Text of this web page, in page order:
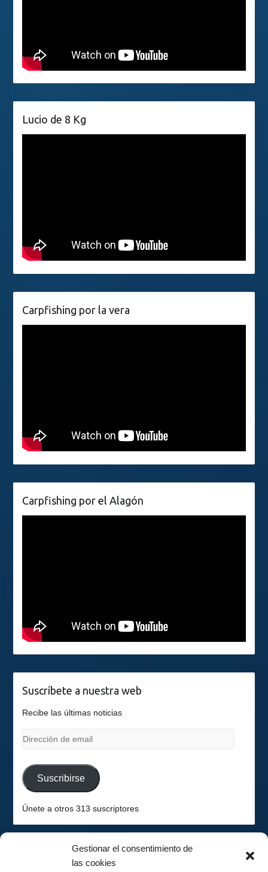
Gestionar el consentimiento de
las cookies
Lucio de 8 Kg
Carpfishing por la vera
Carpfishing por el Alagón
Suscríbete a nuestra web
Recibe las últimas noticias
Dirección
email
Suscribirse
Únete a otros 313 suscriptores